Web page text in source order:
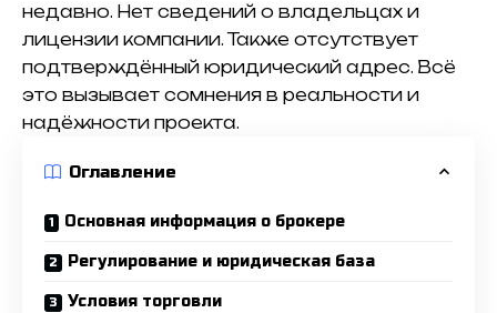
недавно. Нет сведений о владельцах и
лицензии компании. Также отсутствует
подтверждённый юридический адрес. Всё
это вызывает сомнения в реальности и
надёжности проекта.
Оглавление
Основная информация о брокере
Регулирование и юридическая база
Условия торговли